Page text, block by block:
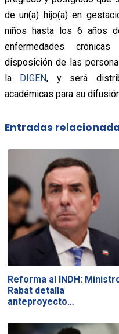
de un(a) hijo(a) en
niños hasta los 6 años
enfermedades
disposición de las
la DIGEN, y será
académicas para su
Entradas
Reforma al INDH:
Rabat detalla
anteproyecto…